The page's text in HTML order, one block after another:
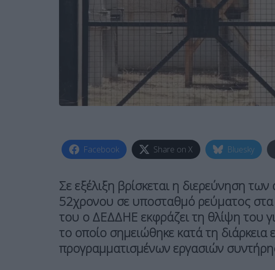
Facebook Share on X Bluesky
Σε εξέλιξη βρίσκεται η διερεύνηση
52χρονου σε υποσταθμό ρεύματος στα
του ο ΔΕΔΔΗΕ εκφράζει τη θλίψη του
το οποίο σημειώθηκε κατά τη διάρκεια
προγραμματισμένων εργασιών